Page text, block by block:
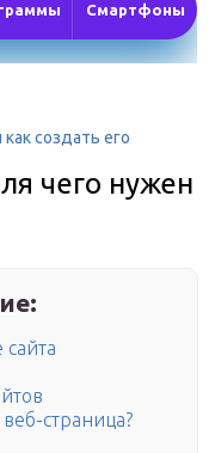
Смартфоны
создать его
чего нужен
сайта
страница?